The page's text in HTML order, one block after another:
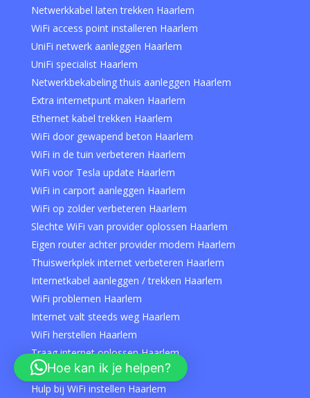
Netwerkkabel laten trekken Haarlem
WiFi access point installeren Haarlem
UniFi netwerk aanleggen Haarlem
UniFi specialist Haarlem
Netwerkbekabeling thuis aanleggen Haarlem
Extra internetpunt maken Haarlem
Ethernet kabel trekken Haarlem
WiFi door gewapend beton Haarlem
WiFi in de tuin verbeteren Haarlem
WiFi voor Tesla update Haarlem
WiFi in carport aanleggen Haarlem
WiFi op zolder verbeteren Haarlem
Slechte WiFi van provider oplossen Haarlem
Eigen router achter provider modem Haarlem
Thuiswerkplek internet verbeteren Haarlem
Internetkabel aanleggen / trekken Haarlem
WiFi problemen Haarlem
Internet valt steeds weg Haarlem
WiFi herstellen Haarlem
Traag internet oplossen Haarlem
WiFi specialist Haarlem
Hulp bij WiFi instellen Haarlem
Hoe kan ik je helpen?